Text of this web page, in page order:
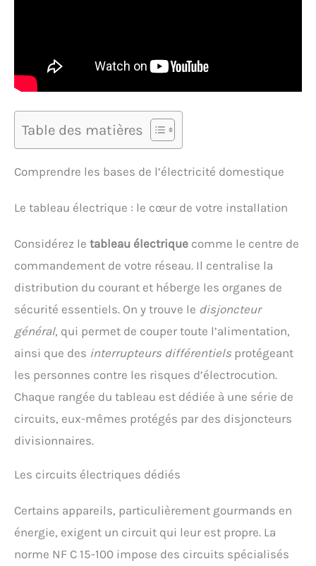
Table des matières
Comprendre les bases de l’électricité domestique
Le tableau électrique : le cœur de votre installation
Considérez le tableau électrique comme le centre de
commandement de votre réseau. Il centralise la
distribution du courant et héberge les organes de
sécurité essentiels. On y trouve le disjoncteur
général, qui permet de couper toute l’alimentation,
ainsi que des interrupteurs différentiels protégeant
les personnes contre les risques d’électrocution.
Chaque rangée du tableau est dédiée à une série de
circuits, eux-mêmes protégés par des disjoncteurs
divisionnaires.
Les circuits électriques dédiés
Certains appareils, particulièrement gourmands en
énergie, exigent un circuit qui leur est propre. La
norme NF C 15-100 impose des circuits spécialisés